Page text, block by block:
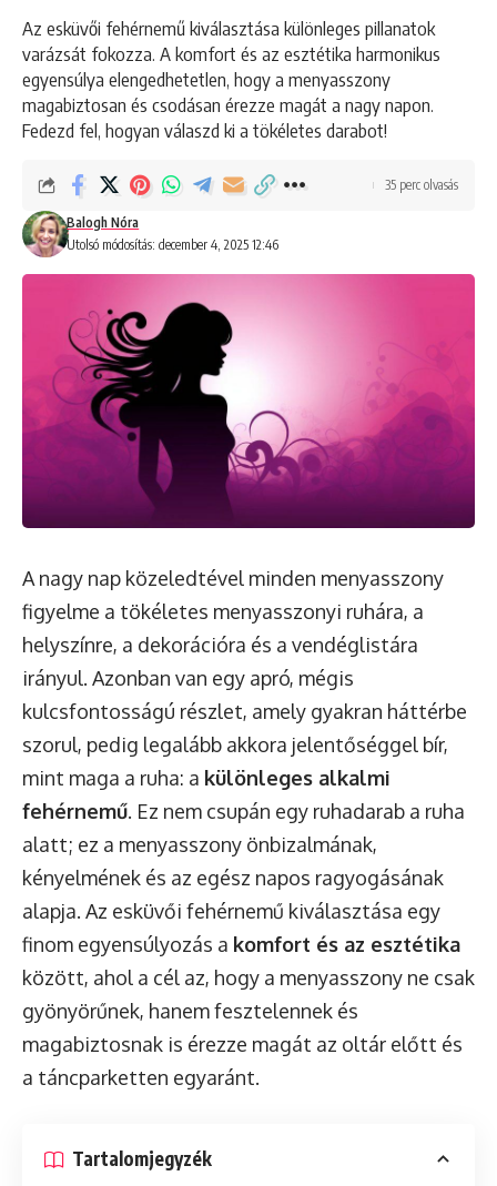
Az esküvői fehérnemű kiválasztása különleges pillanatok
varázsát fokozza. A komfort és az esztétika harmonikus
egyensúlya elengedhetetlen, hogy a menyasszony
magabiztosan és csodásan érezze magát a nagy napon.
Fedezd fel, hogyan válaszd ki a tökéletes darabot!
Utolsó módosítás: december 4, 2025 12:46
Balogh Nóra
35 perc olvasás
A nagy nap közeledtével minden menyasszony
figyelme a tökéletes menyasszonyi ruhára, a
helyszínre, a dekorációra és a vendéglistára
irányul. Azonban van egy apró, mégis
kulcsfontosságú részlet, amely gyakran háttérbe
szorul, pedig legalább akkora jelentőséggel bír,
mint maga a ruha: a különleges alkalmi
fehérnemű. Ez nem csupán egy ruhadarab a ruha
alatt; ez a menyasszony önbizalmának,
kényelmének és az egész napos ragyogásának
alapja. Az esküvői fehérnemű kiválasztása egy
finom egyensúlyozás a komfort és az esztétika
között, ahol a cél az, hogy a menyasszony ne csak
gyönyörűnek, hanem fesztelennek és
magabiztosnak is érezze magát az oltár előtt és
a táncparketten egyaránt.
Tartalomjegyzék